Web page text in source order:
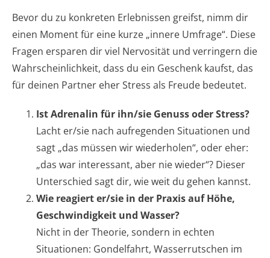
Bevor du zu konkreten Erlebnissen greifst, nimm dir
einen Moment für eine kurze „innere Umfrage“. Diese
Fragen ersparen dir viel Nervosität und verringern die
Wahrscheinlichkeit, dass du ein Geschenk kaufst, das
für deinen Partner eher Stress als Freude bedeutet.
Ist Adrenalin für ihn/sie Genuss oder Stress?
Lacht er/sie nach aufregenden Situationen und
sagt „das müssen wir wiederholen“, oder eher:
„das war interessant, aber nie wieder“? Dieser
Unterschied sagt dir, wie weit du gehen kannst.
Wie reagiert er/sie in der Praxis auf Höhe,
Geschwindigkeit und Wasser?
Nicht in der Theorie, sondern in echten
Situationen: Gondelfahrt, Wasserrutschen im